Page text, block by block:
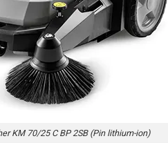
KM 70/25 C BP 2SB (Pin lithium-ion)